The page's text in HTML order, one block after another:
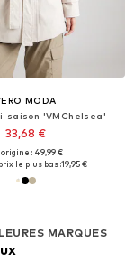
MODA
saison 'VMChelsea'
33,68 €
: 49,99 €
le plus bas :19,95 €
MARQUES